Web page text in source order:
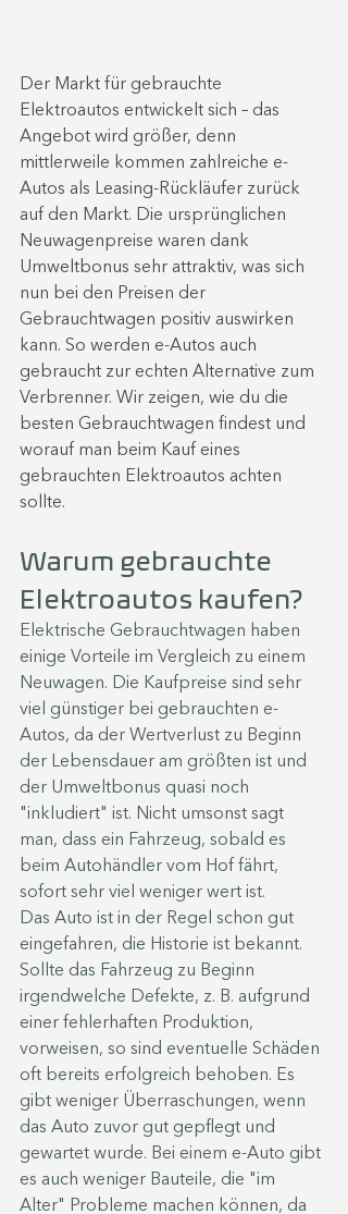
Der Markt für gebrauchte
Elektroautos entwickelt sich – das
Angebot wird größer, denn
mittlerweile kommen zahlreiche e-
Autos als Leasing-Rückläufer zurück
auf den Markt. Die ursprünglichen
Neuwagenpreise waren dank
Umweltbonus sehr attraktiv, was sich
nun bei den Preisen der
Gebrauchtwagen positiv auswirken
kann. So werden e-Autos auch
gebraucht zur echten Alternative zum
Verbrenner. Wir zeigen, wie du die
besten Gebrauchtwagen findest und
worauf man beim Kauf eines
gebrauchten Elektroautos achten
sollte.
Warum gebrauchte
Elektroautos kaufen?
Elektrische Gebrauchtwagen haben
einige Vorteile im Vergleich zu einem
Neuwagen. Die Kaufpreise sind sehr
viel günstiger bei gebrauchten e-
Autos, da der Wertverlust zu Beginn
der Lebensdauer am größten ist und
der Umweltbonus quasi noch
"inkludiert" ist. Nicht umsonst sagt
man, dass ein Fahrzeug, sobald es
beim Autohändler vom Hof fährt,
sofort sehr viel weniger wert ist.
Das Auto ist in der Regel schon gut
eingefahren, die Historie ist bekannt.
Sollte das Fahrzeug zu Beginn
irgendwelche Defekte, z. B. aufgrund
einer fehlerhaften Produktion,
vorweisen, so sind eventuelle Schäden
oft bereits erfolgreich behoben. Es
gibt weniger Überraschungen, wenn
das Auto zuvor gut gepflegt und
gewartet wurde. Bei einem e-Auto gibt
es auch weniger Bauteile, die "im
Alter" Probleme machen können, da